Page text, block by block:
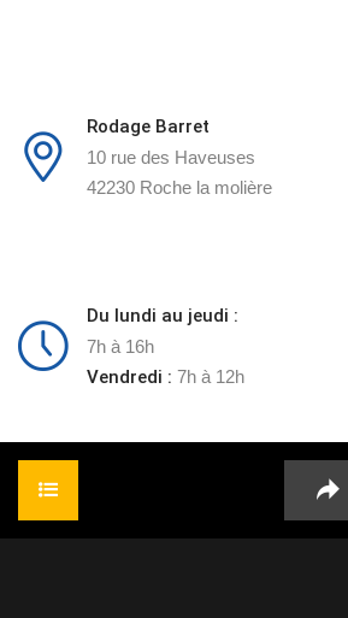
Rodage Barret
10 rue des Haveuses
42230 Roche la molière
Du lundi au jeudi :
7h à 16h
Vendredi : 7h à 12h